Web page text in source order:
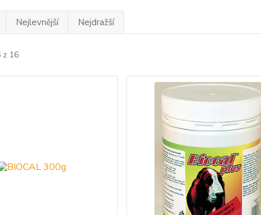
Nejlevnější Nejdražší
z 16